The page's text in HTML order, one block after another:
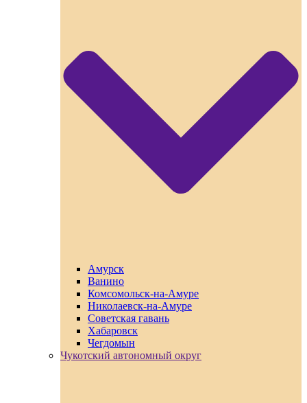
Амурск
Ванино
Комсомольск-на-Амуре
Николаевск-на-Амуре
Советская гавань
Хабаровск
Чегдомын
Чукотский автономный округ